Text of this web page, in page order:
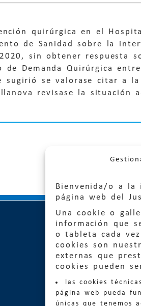
Bienvenida/o a la
página web del
Una cookie o
información que
o tableta cada
cookies son
externas que
cookies pueden
las cookies
página web pueda
únicas que tenemos
quirúrgica en el
de Sanidad sobre la
sin obtener respuesta
de Demanda Quirúrgica
sugirió se valorase citar a
revisase la situación
Quejas: